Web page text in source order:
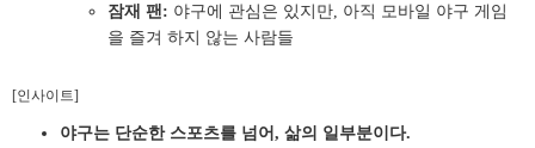
잠재 팬: 야구에 관심은 있지만, 아직 모바일 야구 게임
을 즐겨 하지 않는 사람들
[인사이트]
야구는 단순한 스포츠를 넘어, 삶의 일부분이다.